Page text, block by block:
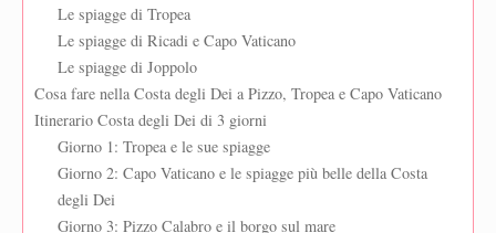
Le spiagge di Tropea
Le spiagge di Ricadi e Capo Vaticano
Le spiagge di Joppolo
Cosa fare nella Costa degli Dei a Pizzo, Tropea e Capo Vaticano
Itinerario Costa degli Dei di 3 giorni
Giorno 1: Tropea e le sue spiagge
Giorno 2: Capo Vaticano e le spiagge più belle della Costa
degli Dei
Giorno 3: Pizzo Calabro e il borgo sul mare